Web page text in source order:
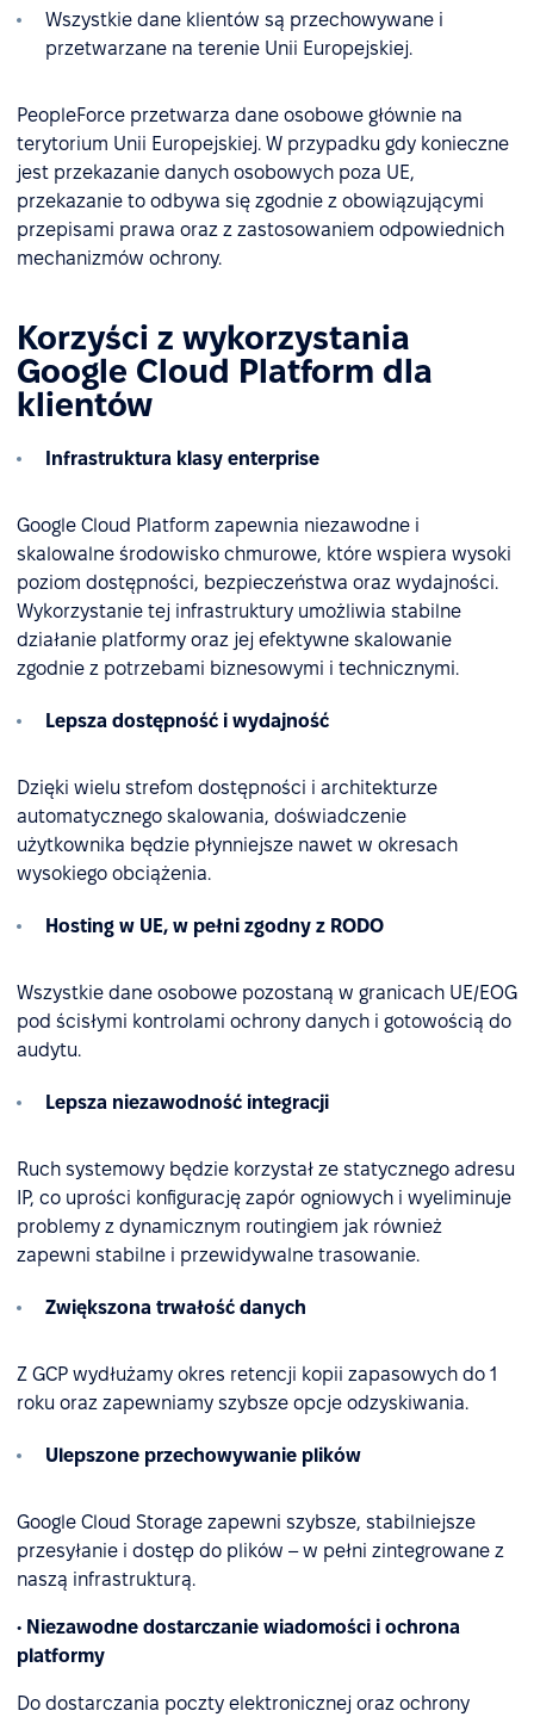
Wszystkie dane klientów są przechowywane i
przetwarzane na terenie Unii Europejskiej.
PeopleForce przetwarza dane osobowe głównie na
terytorium Unii Europejskiej. W przypadku gdy konieczne
jest przekazanie danych osobowych poza UE,
przekazanie to odbywa się zgodnie z obowiązującymi
przepisami prawa oraz z zastosowaniem odpowiednich
mechanizmów ochrony.
Korzyści z wykorzystania
Google Cloud Platform dla
klientów
Infrastruktura klasy enterprise
Google Cloud Platform zapewnia niezawodne i
skalowalne środowisko chmurowe, które wspiera wysoki
poziom dostępności, bezpieczeństwa oraz wydajności.
Wykorzystanie tej infrastruktury umożliwia stabilne
działanie platformy oraz jej efektywne skalowanie
zgodnie z potrzebami biznesowymi i technicznymi.
Lepsza dostępność i wydajność
Dzięki wielu strefom dostępności i architekturze
automatycznego skalowania, doświadczenie
użytkownika będzie płynniejsze nawet w okresach
wysokiego obciążenia.
Hosting w UE, w pełni zgodny z RODO
Wszystkie dane osobowe pozostaną w granicach UE/EOG
pod ścisłymi kontrolami ochrony danych i gotowością do
audytu.
Lepsza niezawodność integracji
Ruch systemowy będzie korzystał ze statycznego adresu
IP, co uprości konfigurację zapór ogniowych i wyeliminuje
problemy z dynamicznym routingiem jak również
zapewni stabilne i przewidywalne trasowanie.
Zwiększona trwałość danych
Z GCP wydłużamy okres retencji kopii zapasowych do 1
roku oraz zapewniamy szybsze opcje odzyskiwania.
Ulepszone przechowywanie plików
Google Cloud Storage zapewni szybsze, stabilniejsze
przesyłanie i dostęp do plików – w pełni zintegrowane z
naszą infrastrukturą.
• Niezawodne dostarczanie wiadomości i ochrona
platformy
Do dostarczania poczty elektronicznej oraz ochrony